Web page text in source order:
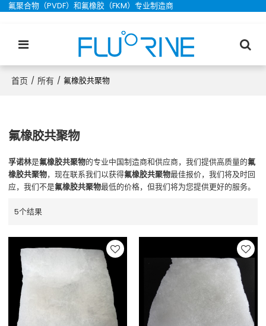
氟聚合物（PVDF）和氟橡胶（FKM）专业制造商
首页 / 所有 / 氟橡胶共聚物
氟橡胶共聚物
孚诺林是氟橡胶共聚物的专业中国制造商和供应商，我们提供高质量的氟
橡胶共聚物，现在联系我们以获得氟橡胶共聚物最佳报价，我们将及时回
应，我们不是氟橡胶共聚物最低的价格，但我们将为您提供更好的服务。
5个结果